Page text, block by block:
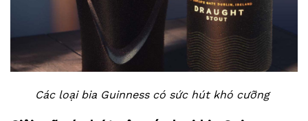
Các loại bia Guinness có sức hút khó cưỡng